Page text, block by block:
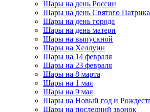
Шары на день России
Шары на день Святого Патрика
Шары на день города
Шары на день матери
Шары на выпускной
Шары на Хеллуин
Шары на 14 февраля
Шары на 23 февраля
Шары на 8 марта
Шары на 1 мая
Шары на 9 мая
Шары на Новый год и
Шары на последний звонок